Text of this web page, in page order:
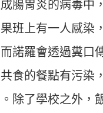
腸胃炎的病毒中
班上有一人感染
諾羅會透過糞口
食的餐點有污染
除了學校之外，